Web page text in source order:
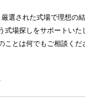
選された式場で理想の
式場探しをサポートいた
ことは何でもご相談くだ